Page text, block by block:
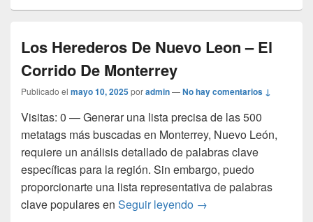
Los Herederos De Nuevo Leon – El
Corrido De Monterrey
Publicado el mayo 10, 2025poradmin—No hay comentarios ↓
Visitas: 0 — Generar una lista precisa de las 500
metatags más buscadas en Monterrey, Nuevo León,
requiere un análisis detallado de palabras clave
específicas para la región. Sin embargo, puedo
proporcionarte una lista representativa de palabras
clave populares en Seguir leyendo Los Herederos De
→